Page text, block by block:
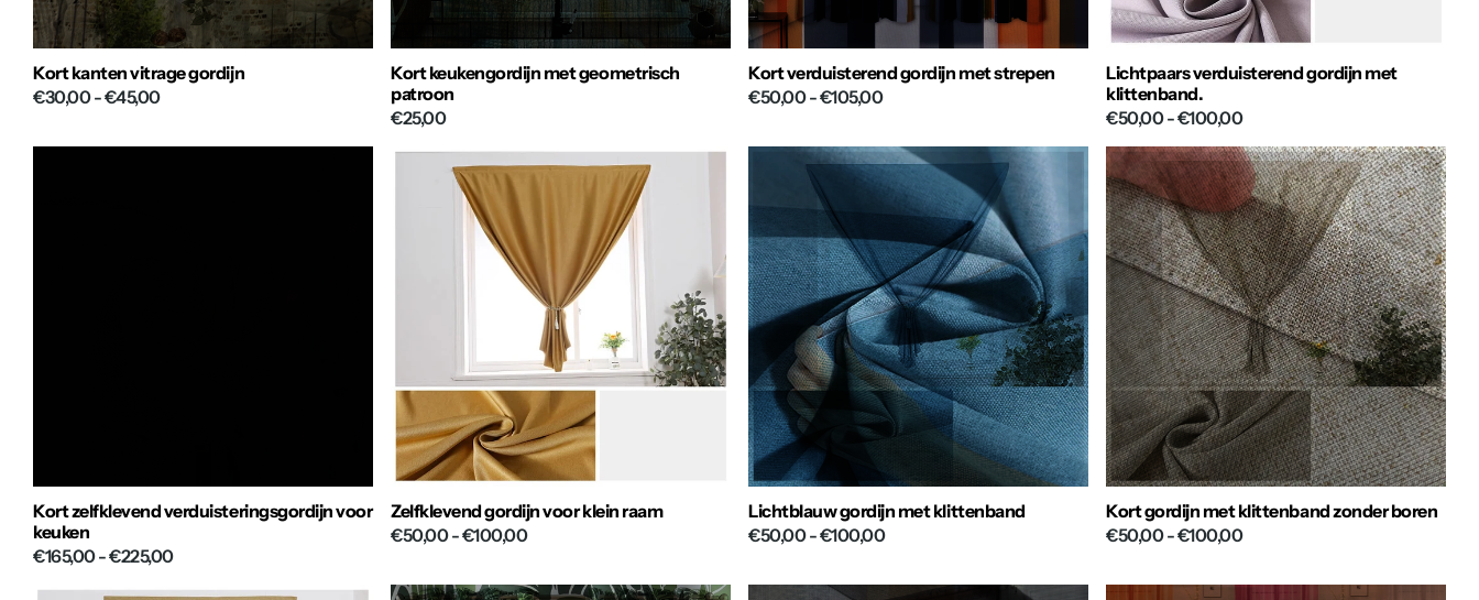
Kort kanten vitrage gordijn
€30,00- €45,00
Kort keukengordijn met geometrisch
patroon
€25,00
Kort verduisterend gordijn met strepen
€50,00- €105,00
Lichtpaars verduisterend gordijn met
klittenband.
€50,00- €100,00
Kort zelfklevend verduisteringsgordijn voor
keuken
€165,00- €225,00
Zelfklevend gordijn voor klein raam
€50,00- €100,00
Lichtblauw gordijn met klittenband
€50,00- €100,00
Kort gordijn met klittenband zonder boren
€50,00- €100,00